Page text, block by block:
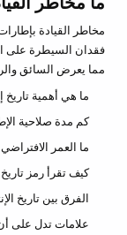
مخاطر القيادة
فقدان السيطرة على
مما يعرض السائق
ما هي أهمية تاريخ
كم مدة صلاحية
ما العمر
كيف تقرأ رمز تاريخ
الفرق بين تاريخ
علامات تدل على أن